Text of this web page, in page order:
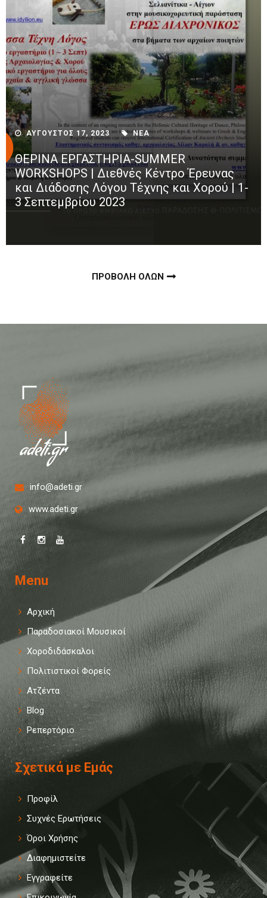
ΑΥΓΟΥΣΤΟΣ 17, 2023 ΝΕΑ
ΘΕΡΙΝΑ ΕΡΓΑΣΤΗΡΙΑ-SUMMER
WORKSHOPS | Διεθνές Κέντρο Έρευνας
και Διάδοσης Λόγου Τέχνης και Χορού | 1-
3 Σεπτεμβρίου 2023
ΠΡΟΒΟΛΗ ΟΛΩΝ
info@adeti.gr
www.adeti.gr
Menu
Αρχική
Παραδοσιακοί Μουσικοί
Χοροδιδάσκαλοι
Πολιτιστικοί Φορείς
Ατζέντα
Blog
Ρεπερτόριο
Σχετικά με Εμάς
Προφίλ
Συχνές Ερωτήσεις
Όροι Χρήσης
Διαφημιστείτε
Εγγραφείτε